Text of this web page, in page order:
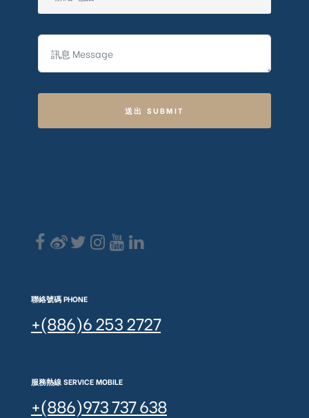
送出 SUBMIT
聯絡號碼 PHONE
+(886)6 253 2727
服務熱線 SERVICE MOBILE
+(886)973 737 638